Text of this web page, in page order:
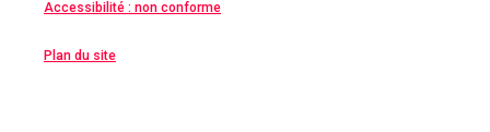
Accessibilité : non conforme
Plan du site